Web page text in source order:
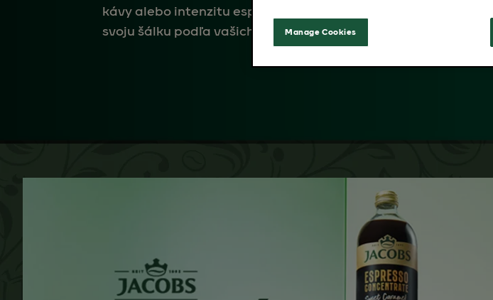
kávy alebo intenzitu espressa, pripravte si
svoju šálku podľa vašich predstáv.Manage Cookies